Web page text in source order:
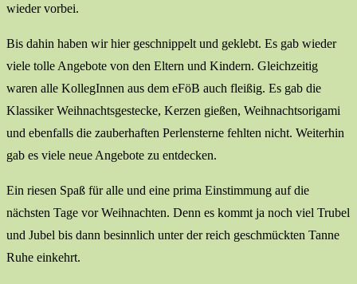
wieder vorbei.
Bis dahin haben wir hier geschnippelt und geklebt. Es gab wieder
viele tolle Angebote von den Eltern und Kindern. Gleichzeitig
waren alle KollegInnen aus dem eFöB auch fleißig. Es gab die
Klassiker Weihnachtsgestecke, Kerzen gießen, Weihnachtsorigami
und ebenfalls die zauberhaften Perlensterne fehlten nicht. Weiterhin
gab es viele neue Angebote zu entdecken.
Ein riesen Spaß für alle und eine prima Einstimmung auf die
nächsten Tage vor Weihnachten. Denn es kommt ja noch viel Trubel
und Jubel bis dann besinnlich unter der reich geschmückten Tanne
Ruhe einkehrt.